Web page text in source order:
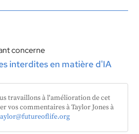
concerne
interdites en matière d'IA
travaillons à l'amélioration de cet
vos commentaires à Taylor Jones à